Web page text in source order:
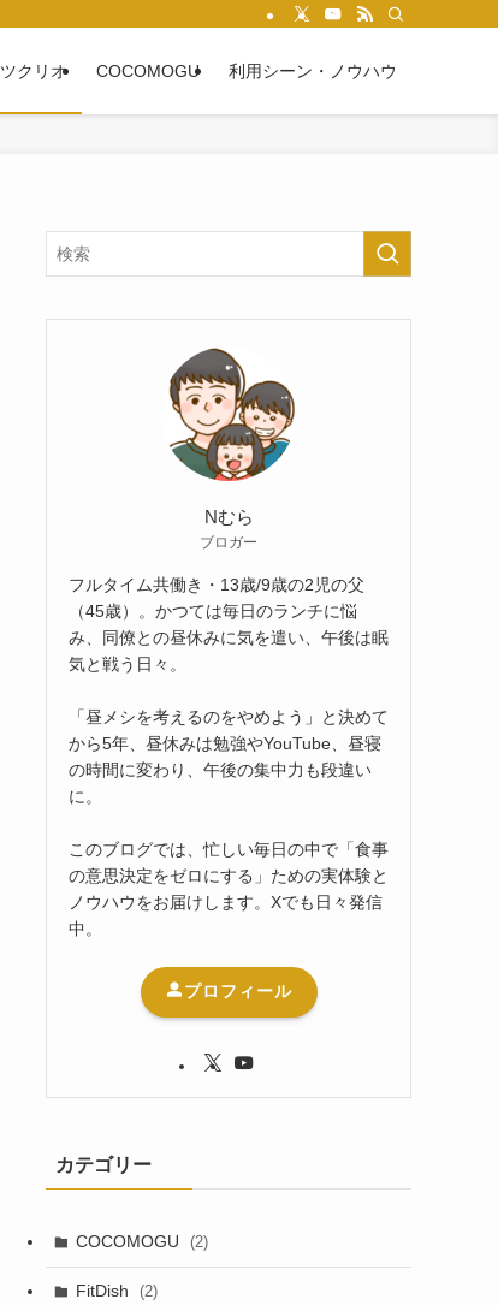
ツクリオ COCOMOGU 利用シーン・ノウハウ
Nむら
ブロガー
フルタイム共働き・13歳/9歳の2児の父
（45歳）。かつては毎日のランチに悩
み、同僚との昼休みに気を遣い、午後は眠
気と戦う日々。
「昼メシを考えるのをやめよう」と決めて
から5年、昼休みは勉強やYouTube、昼寝
の時間に変わり、午後の集中力も段違い
に。
このブログでは、忙しい毎日の中で「食事
の意思決定をゼロにする」ための実体験と
ノウハウをお届けします。Xでも日々発信
中。
プロフィール
カテゴリー
COCOMOGU (2)
FitDish (2)